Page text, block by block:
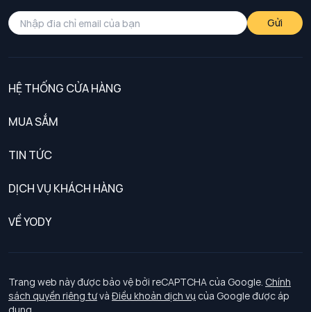
Gửi
HỆ THỐNG CỬA HÀNG
MUA SẮM
TIN TỨC
DỊCH VỤ KHÁCH HÀNG
Chính sách khách hàng thân thiết
Chính sách bảo vệ dữ liệu cá nhân
Chính sách thanh toán, giao nhận
VỀ YODY
Tuyển dụng
Trang web này được bảo vệ bởi reCAPTCHA của Google. Chính
sách quyền riêng tưvà Điều khoản dịch vụ của Google được áp